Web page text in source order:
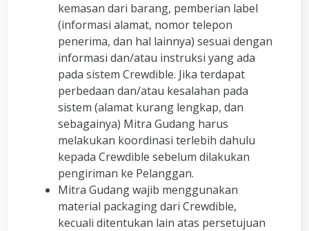
kemasan dari barang, pemberian label
(informasi alamat, nomor telepon
penerima, dan hal lainnya) sesuai dengan
informasi dan/atau instruksi yang ada
pada sistem Crewdible. Jika terdapat
perbedaan dan/atau kesalahan pada
sistem (alamat kurang lengkap, dan
sebagainya) Mitra Gudang harus
melakukan koordinasi terlebih dahulu
kepada Crewdible sebelum dilakukan
pengiriman ke Pelanggan.
Mitra Gudang wajib menggunakan
material packaging dari Crewdible,
kecuali ditentukan lain atas persetujuan